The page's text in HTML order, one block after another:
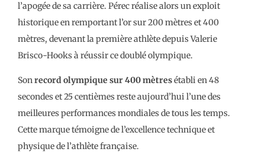
l’apogée de sa carrière. Pérec réalise alors un exploit
historique en remportant l’or sur 200 mètres et 400
mètres, devenant la première athlète depuis Valerie
Brisco-Hooks à réussir ce doublé olympique.
Sonrecord olympique sur 400 mètresétabli en 48
secondes et 25 centièmes reste aujourd’hui l’une des
meilleures performances mondiales de tous les temps.
Cette marque témoigne de l’excellence technique et
physique de l’athlète française.